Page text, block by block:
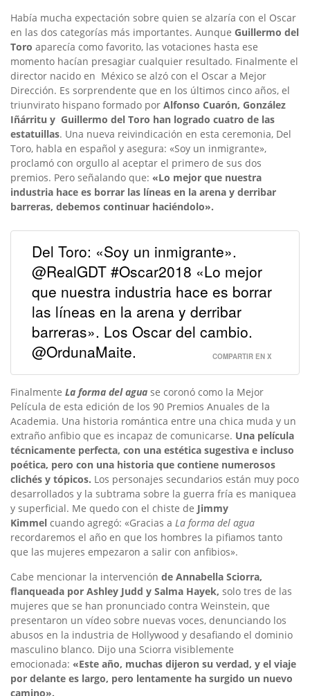
Había mucha expectación sobre quien se alzaría con el Oscar
en las dos categorías más importantes. Aunque Guillermo del
Toro aparecía como favorito, las votaciones hasta ese
momento hacían presagiar cualquier resultado. Finalmente el
director nacido en México se alzó con el Oscar a Mejor
Dirección. Es sorprendente que en los últimos cinco años, el
triunvirato hispano formado por Alfonso Cuarón, González
Iñárritu y Guillermo del Toro han logrado cuatro de las
estatuillas. Una nueva reivindicación en esta ceremonia, Del
Toro, habla en español y asegura: «Soy un inmigrante»,
proclamó con orgullo al aceptar el primero de sus dos
premios. Pero señalando que: «Lo mejor que nuestra
industria hace es borrar las líneas en la arena y derribar
barreras, debemos continuar haciéndolo».
Del Toro: «Soy un inmigrante».
@RealGDT #Oscar2018 «Lo mejor
que nuestra industria hace es borrar
las líneas en la arena y derribar
barreras». Los Oscar del cambio.
@OrdunaMaite.
COMPARTIR EN X
Finalmente La forma del agua se coronó como la Mejor
Película de esta edición de los 90 Premios Anuales de la
Academia. Una historia romántica entre una chica muda y un
extraño anfibio que es incapaz de comunicarse. Una película
técnicamente perfecta, con una estética sugestiva e incluso
poética, pero con una historia que contiene numerosos
clichés y tópicos. Los personajes secundarios están muy poco
desarrollados y la subtrama sobre la guerra fría es maniquea
y superficial. Me quedo con el chiste de Jimmy
Kimmel cuando agregó: «Gracias a La forma del agua
recordaremos el año en que los hombres la pifiamos tanto
que las mujeres empezaron a salir con anfibios».
Cabe mencionar la intervención de Annabella Sciorra,
flanqueada por Ashley Judd y Salma Hayek, solo tres de las
mujeres que se han pronunciado contra Weinstein, que
presentaron un vídeo sobre nuevas voces, denunciando los
abusos en la industria de Hollywood y desafiando el dominio
masculino blanco. Dijo una Sciorra visiblemente
emocionada: «Este año, muchas dijeron su verdad, y el viaje
por delante es largo, pero lentamente ha surgido un nuevo
camino».